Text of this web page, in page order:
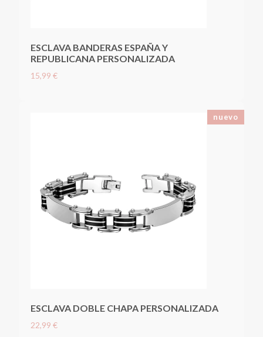
ESCLAVA BANDERAS ESPAÑA Y
REPUBLICANA PERSONALIZADA
15,99 €
ESCLAVA DOBLE CHAPA PERSONALIZADA
22,99 €
nuevo